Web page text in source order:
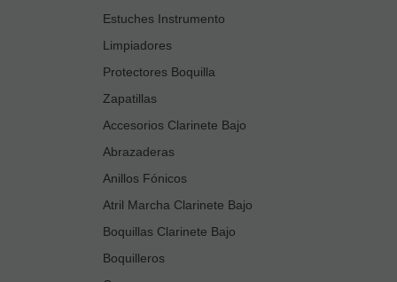
Estuches Instrumento
Limpiadores
Protectores Boquilla
Zapatillas
Accesorios Clarinete Bajo
Abrazaderas
Anillos Fónicos
Atril Marcha Clarinete Bajo
Boquillas Clarinete Bajo
Boquilleros